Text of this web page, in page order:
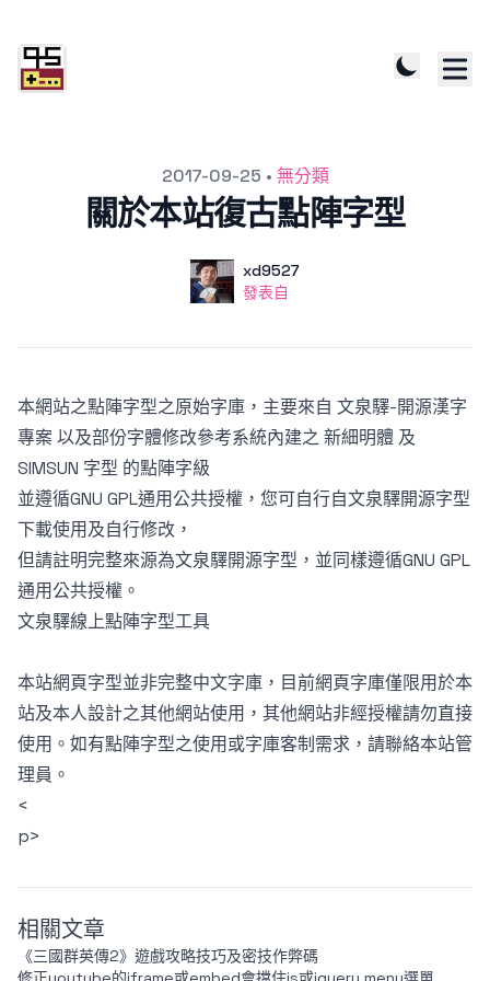
2017-09-25 • 無分類
關於本站復古點陣字型
使用者
xd9527
發表自
發表自
本網站之點陣字型之原始字庫，主要來自 文泉驛-開源漢字
專案以及部份字體修改參考系統內建之 新細明體 及
SIMSUN 字型 的點陣字級
並遵循GNU GPL通用公共授權，您可自行自文泉驛開源字型
下載使用及自行修改，
但請註明完整來源為文泉驛開源字型 ，並同樣遵循GNU GPL
通用公共授權。
文泉驛線上點陣字型工具
本站網頁字型並非完整中文字庫，目前網頁字庫僅限用於本
站及本人設計之其他網站使用，其他網站非經授權請勿直接
使用。如有點陣字型之使用或字庫客制需求，請聯絡本站管
理員。
<
p>
相關文章
《三國群英傳2》遊戲攻略技巧及密技作弊碼